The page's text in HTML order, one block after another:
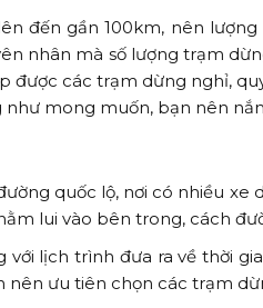
đến gần 100km, nên
nhân mà số lượng trạm
được các trạm dừng nghỉ,
mong muốn, bạn nên
quốc lộ, nơi có nhiều xe
lui vào bên trong, cách
lịch trình đưa ra về thời
nên ưu tiên chọn các trạm